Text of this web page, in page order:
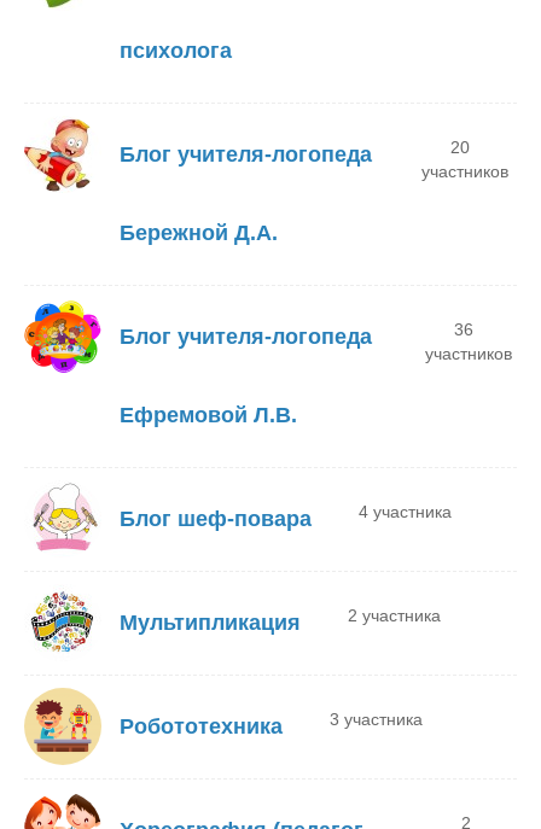
психолога
Блог учителя-логопеда
Бережной Д.А.
20
участников
Блог учителя-логопеда
Ефремовой Л.В.
36
участников
Блог шеф-повара 4 участника
Мультипликация 2 участника
Робототехника 3 участника
2